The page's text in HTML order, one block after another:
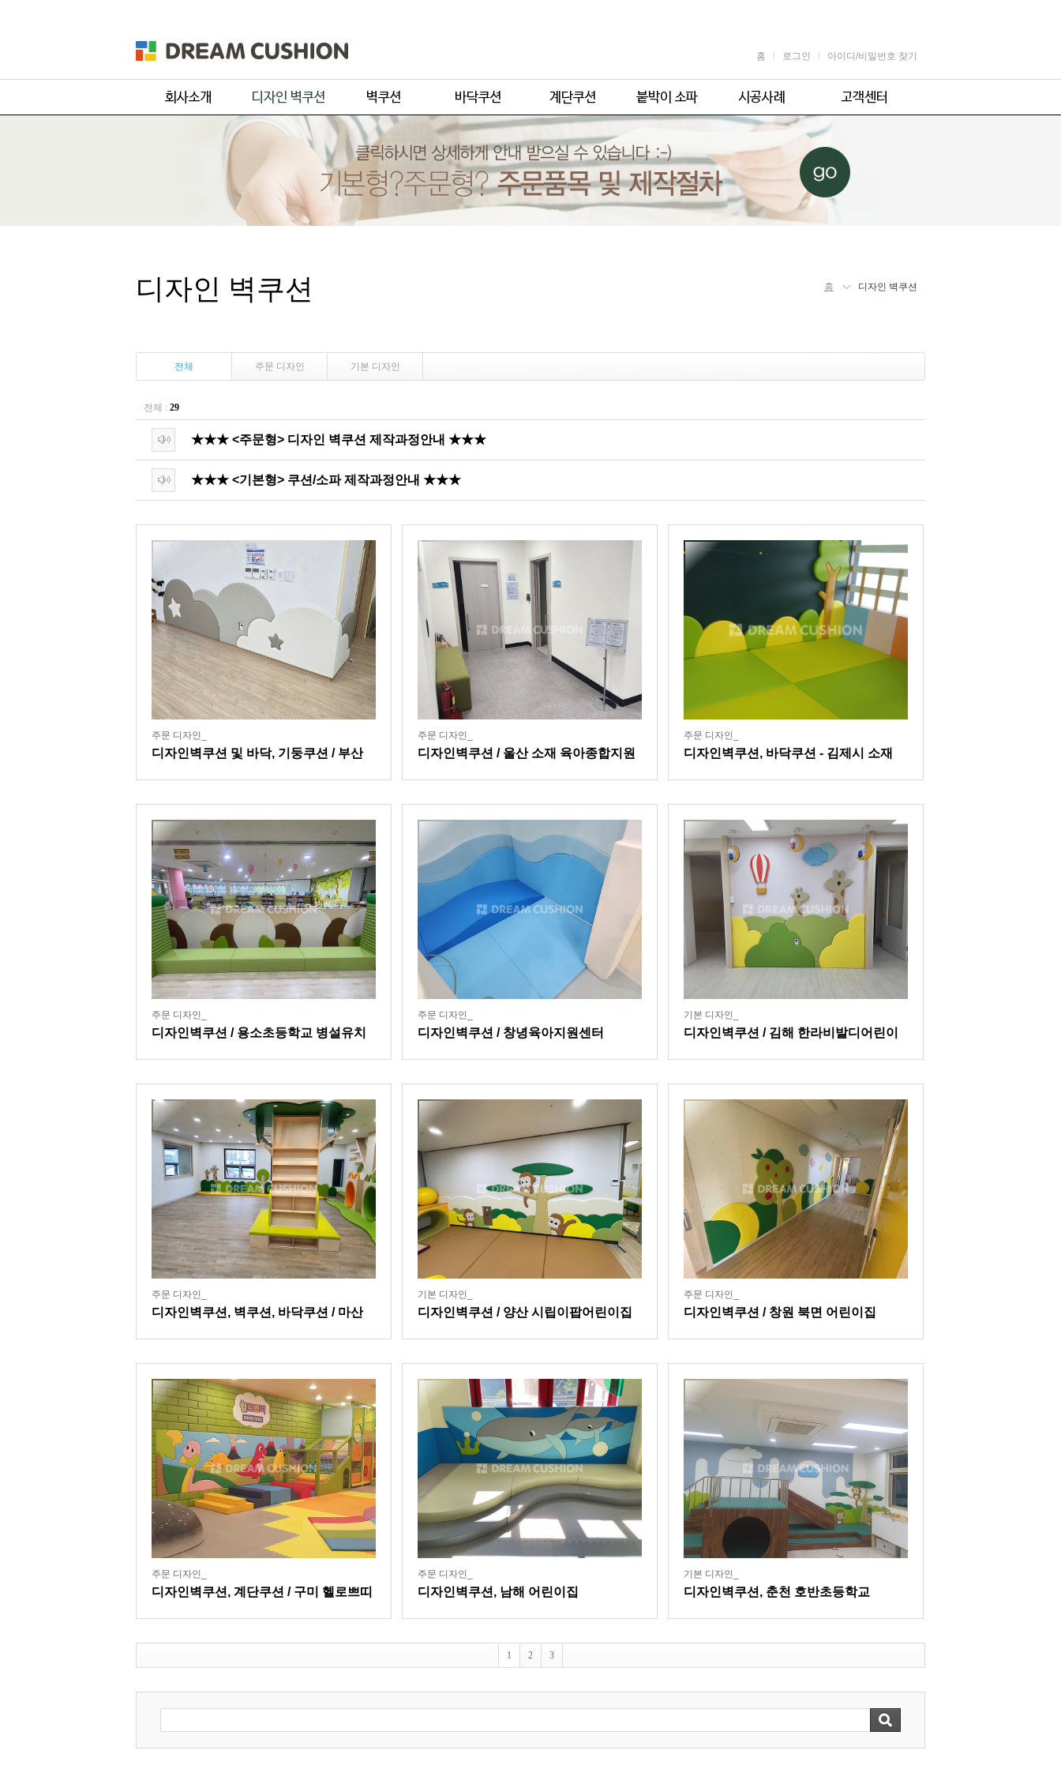
홈 로그인 아이디/비밀번호 찾기
주문 디자인
주문형
기본형
기본형
주문형
기본형
어린이용
업소용
체육시설용
견적 및 제휴문의
자주 묻는 질문
주의사항
홈 디자인 벽쿠션
디자인 벽쿠션
전체 주문 디자인 기본 디자인
전체 : 29
★★★ <주문형> 디자인 벽쿠션 제작과정안내 ★★★
★★★ <기본형> 쿠션/소파 제작과정안내 ★★★
주문 디자인_
디자인벽쿠션 및 바닥, 기둥쿠션 / 부산
주문 디자인_
디자인벽쿠션 / 울산 소재 육아종합지원
주문 디자인_
디자인벽쿠션, 바닥쿠션 - 김제시 소재
주문 디자인_
디자인벽쿠션 / 용소초등학교 병설유치
주문 디자인_
디자인벽쿠션 / 창녕육아지원센터
기본 디자인_
디자인벽쿠션 / 김해 한라비발디어린이
주문 디자인_
디자인벽쿠션, 벽쿠션, 바닥쿠션 / 마산
기본 디자인_
디자인벽쿠션 / 양산 시립이팝어린이집
주문 디자인_
디자인벽쿠션 / 창원 북면 어린이집
주문 디자인_
디자인벽쿠션, 계단쿠션 / 구미 헬로쁘띠
주문 디자인_
디자인벽쿠션, 남해 어린이집
기본 디자인_
디자인벽쿠션, 춘천 호반초등학교
1 2 3